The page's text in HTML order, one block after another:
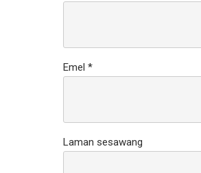
Emel *
Laman sesawang